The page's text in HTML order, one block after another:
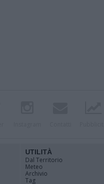
UTILITÀ
Dal Territorio
Meteo
Archivio
Tag